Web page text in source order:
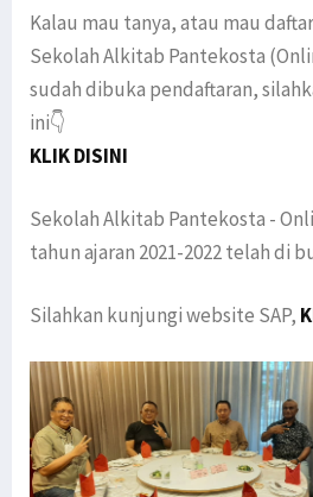
Kalau mau tanya, atau mau
Sekolah Alkitab Pantekosta
sudah dibuka pendaftaran,
ini👇
KLIK DISINI
Sekolah Alkitab Pantekosta -
tahun ajaran 2021-2022 telah di
Silahkan kunjungi website SAP,